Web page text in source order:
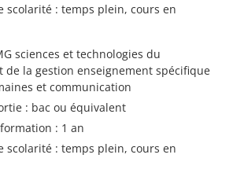
scolarité : temps plein, cours en
sciences et technologies du
de la gestion enseignement spécifique
et communication
: bac ou équivalent
: 1 an
scolarité : temps plein, cours en